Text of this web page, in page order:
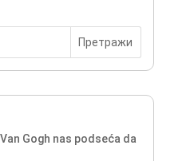
Gogh nas podseća da